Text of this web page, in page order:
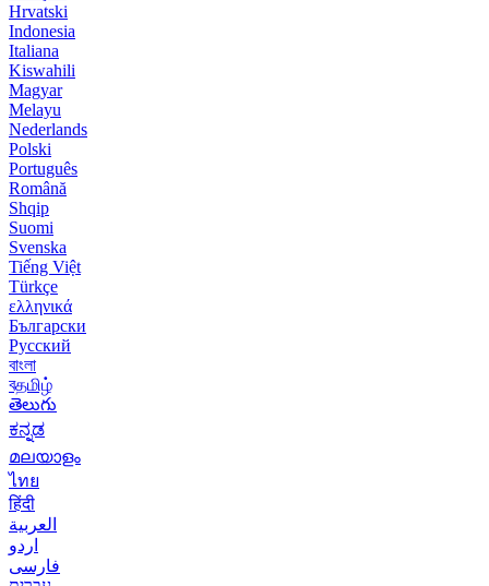
Hrvatski
Indonesia
Italiana
Kiswahili
Magyar
Melayu
Nederlands
Polski
Português
Română
Shqip
Suomi
Svenska
Tiếng Việt
Türkçe
ελληνικά
Български
Русский
বাংলা
বதமிழ்
తెలుగు
ಕನ್ನಡ
മലയാളം
ไทย
हिंदी
العربية
اردو
فارسی